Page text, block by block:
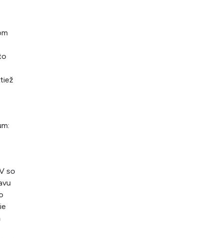
so